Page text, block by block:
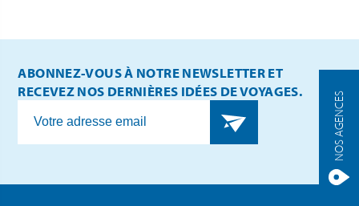
NOS AGENCES
ABONNEZ-VOUS À NOTRE NEWSLETTER ET
RECEVEZ NOS DERNIÈRES IDÉES DE VOYAGES.